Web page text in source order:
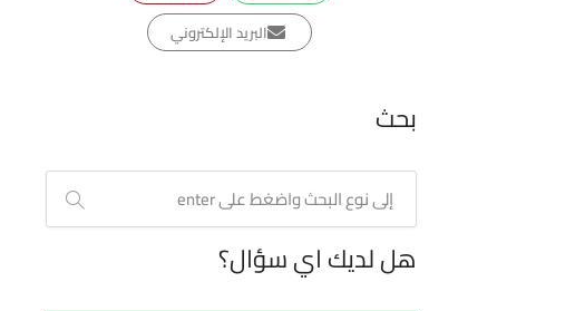
البريد الإلكتروني
بحث
هل لديك اي سؤال؟